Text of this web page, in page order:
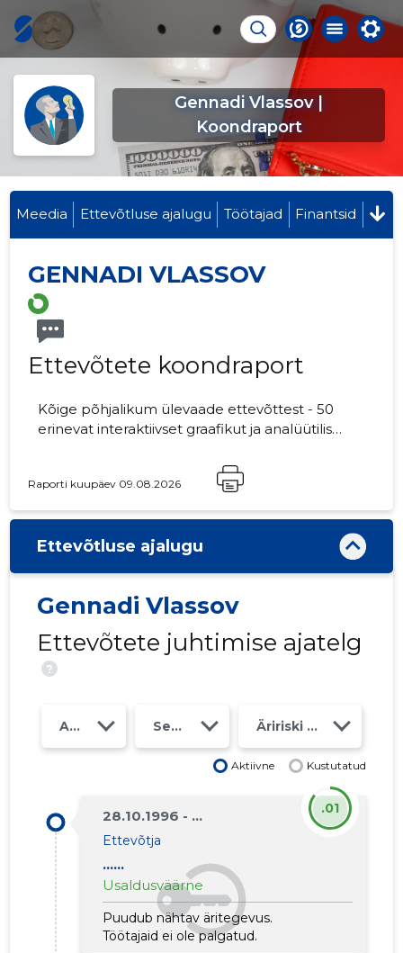
Gennadi Vlassov |
Koondraport
Meedia Ettevõtluse ajalugu Töötajad Finantsid
GENNADI VLASSOV
Ettevõtete koondraport
Kõige põhjalikum ülevaade ettevõttest - 50
erinevat interaktiivset graafikut ja analüütilist
Raporti kuupäev 09.08.2026
Ettevõtluse ajalugu
Gennadi Vlassov
Ettevõtete juhtimise ajatelg
?
Aasta Seosed Äririski klass
Aktiivne Kustutatud
28.10.1996 - ...
Ettevõtja
......
Usaldusväärne
Puudub nähtav äritegevus.
Töötajaid ei ole palgatud.
.01